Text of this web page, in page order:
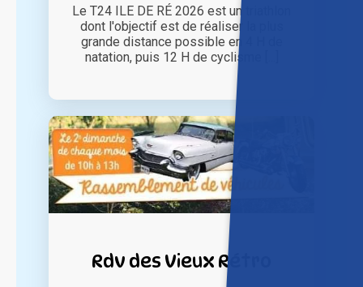
Le T24 ILE DE RÉ 2026 est un triathlon
dont l'objectif est de réaliser la plus
grande distance possible en 4 H de
natation, puis 12 H de cyclisme [...]
Rdv des Vieux Rétro